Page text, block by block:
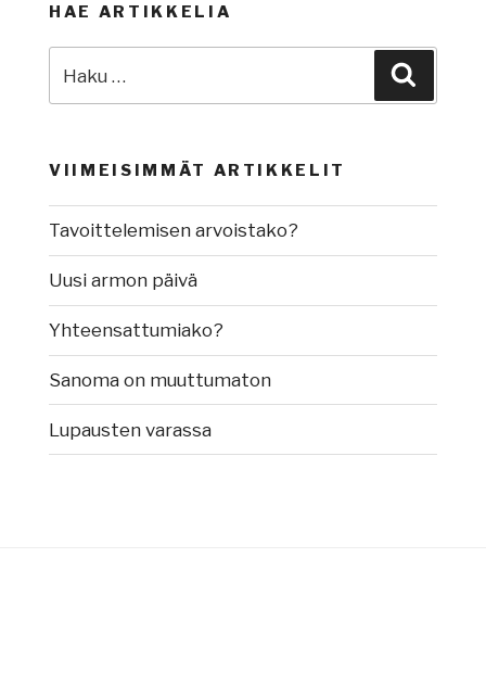
HAE ARTIKKELIA
VIIMEISIMMÄT ARTIKKELIT
Tavoittelemisen arvoistako?
Uusi armon päivä
Yhteensattumiako?
Sanoma on muuttumaton
Lupausten varassa